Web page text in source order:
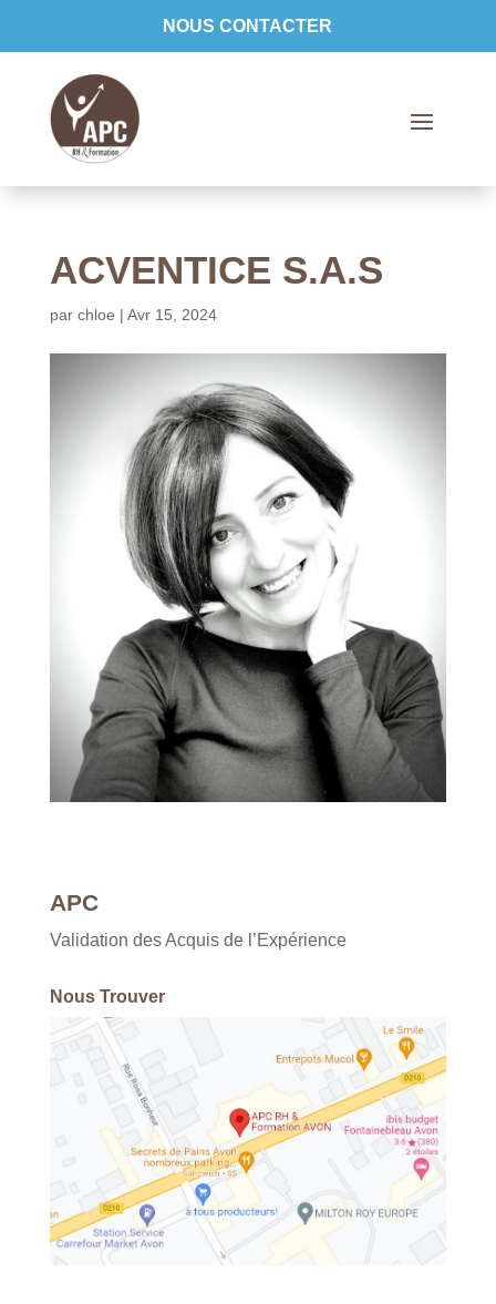
NOUS CONTACTER
ACVENTICE S.A.S
par chloe | Avr 15, 2024
APC
Validation des Acquis de l’Expérience
Nous Trouver